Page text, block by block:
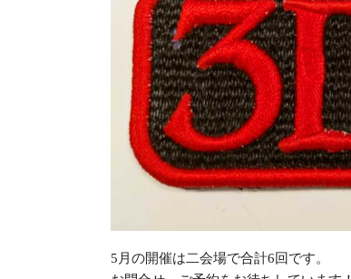
5月の開催は二会場で合計6回です。